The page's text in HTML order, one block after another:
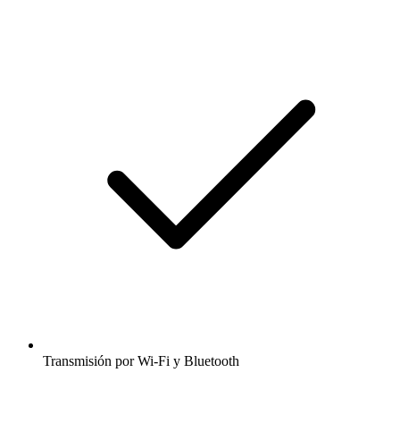
Transmisión por Wi-Fi y Bluetooth